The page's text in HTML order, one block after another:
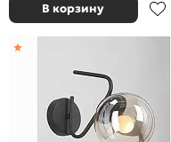
В корзину